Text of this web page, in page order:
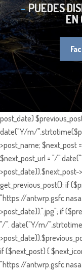
PUEDES
EN
post_date)
date("Y/m/
>post_name; $next_post
$next_post_url = "/
>post_date)).$next_post-
get_previous_post(); if
"https://
>post_date)).".jpg"; if
"/". date("Y/m/
if ($next_post) {
"https://